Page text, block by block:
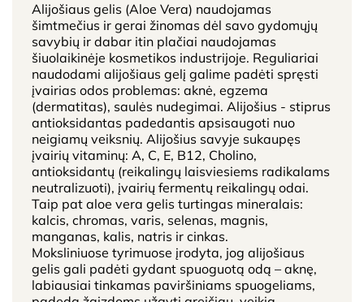
Alijošiaus gelis (Aloe Vera) naudojamas
šimtmečius ir gerai žinomas dėl savo gydomųjų
savybių ir dabar itin plačiai naudojamas
šiuolaikinėje kosmetikos industrijoje. Reguliariai
naudodami alijošiaus gelį galime padėti spręsti
įvairias odos problemas: aknė, egzema
(dermatitas), saulės nudegimai. Alijošius - stiprus
antioksidantas padedantis apsisaugoti nuo
neigiamų veiksnių. Alijošius savyje sukaupęs
įvairių vitaminų: A, C, E, B12, Cholino,
antioksidantų (reikalingų laisviesiems radikalams
neutralizuoti), įvairių fermentų reikalingų odai.
Taip pat aloe vera gelis turtingas mineralais:
kalcis, chromas, varis, selenas, magnis,
manganas, kalis, natris ir cinkas.
Moksliniuose tyrimuose įrodyta, jog alijošiaus
gelis gali padėti gydant spuoguotą odą – aknę,
labiausiai tinkamas paviršiniams spuogeliams,